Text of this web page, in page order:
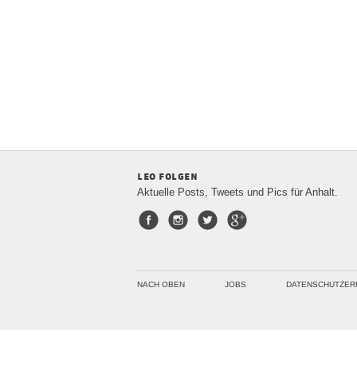
leo folgen
Aktuelle Posts, Tweets und Pics für Anhalt.
FacebookInstagram
Twitter
NACH OBEN JOBS